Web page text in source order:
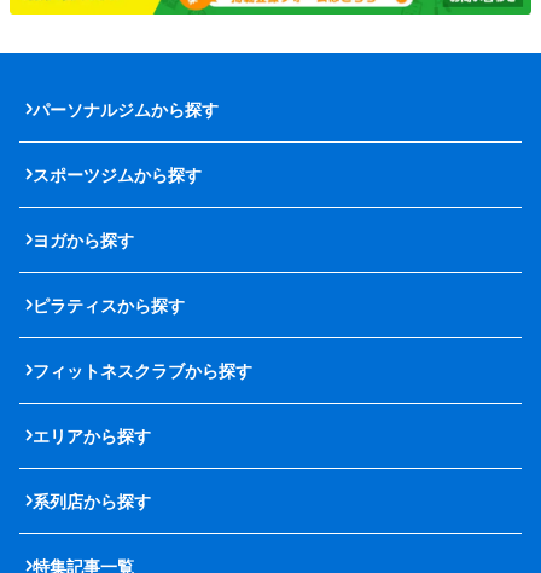
パーソナルジムから探す
スポーツジムから探す
ヨガから探す
ピラティスから探す
フィットネスクラブから探す
エリアから探す
系列店から探す
特集記事一覧